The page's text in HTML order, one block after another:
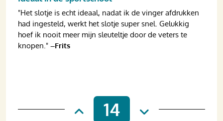
"Het slotje is echt ideaal, nadat ik de vinger afdrukken
had ingesteld, werkt het slotje super snel. Gelukkig
hoef ik nooit meer mijn sleuteltje door de veters te
knopen." –Frits
14